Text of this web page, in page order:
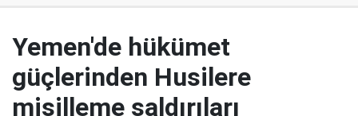
Yemen'de hükümet
güçlerinden Husilere
misilleme saldırıları